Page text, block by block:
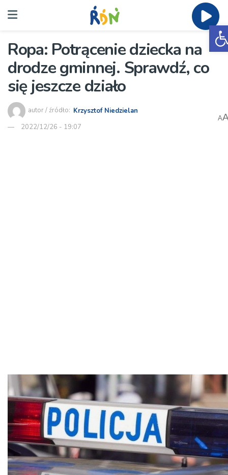
Ropa: Potrącenie dziecka na
drodze gminnej. Sprawdź, co
się jeszcze działo
autor / źródło: Krzysztof Niedzielan
2022/12/26 - 19:07
A